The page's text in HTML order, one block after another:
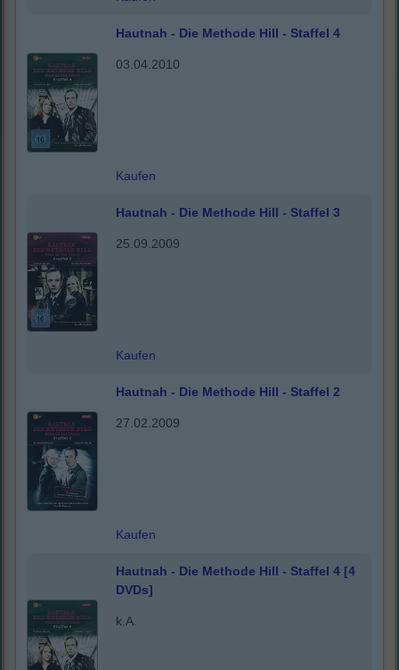
Hautnah - Die Methode Hill - Staffel 4
03.04.2010
Kaufen
Hautnah - Die Methode Hill - Staffel 3
25.09.2009
Kaufen
Hautnah - Die Methode Hill - Staffel 2
27.02.2009
Kaufen
Hautnah - Die Methode Hill - Staffel 4 [4
DVDs]
k.A.